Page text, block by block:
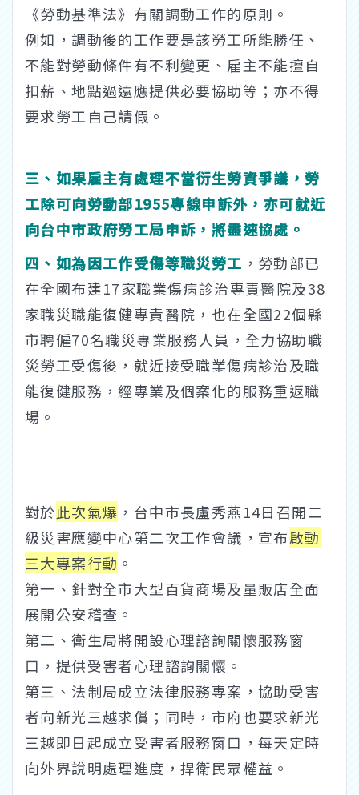
《勞動基準法》有關調動工作的原則。
例如，調動後的工作要是該勞工所能勝任、
不能對勞動條件有不利變更、雇主不能擅自
扣薪、地點過遠應提供必要協助等；亦不得
要求勞工自己請假。
三、如果雇主有處理不當衍生勞資爭議，勞
工除可向勞動部1955專線申訴外，亦可就近
向台中市政府勞工局申訴，將盡速協處。
四、如為因工作受傷等職災勞工 ，勞動部已
在全國布建17家職業傷病診治專責醫院及38
家職災職能復健專責醫院，也在全國22個縣
市聘僱70名職災專業服務人員，全力協助職
災勞工受傷後，就近接受職業傷病診治及職
能復健服務，經專業及個案化的服務重返職
場。
對於此次氣爆 ，台中市長盧秀燕14日召開二
級災害應變中心第二次工作會議，宣布啟動
三大專案行動 。
第一、針對全市大型百貨商場及量販店全面
展開公安稽查。
第二、衛生局將開設心理諮詢關懷服務窗
口，提供受害者心理諮詢關懷。
第三、法制局成立法律服務專案，協助受害
者向新光三越求償；同時，市府也要求新光
三越即日起成立受害者服務窗口，每天定時
向外界說明處理進度，捍衛民眾權益。